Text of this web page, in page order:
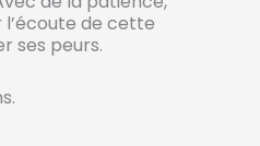
de cette
ses peurs.